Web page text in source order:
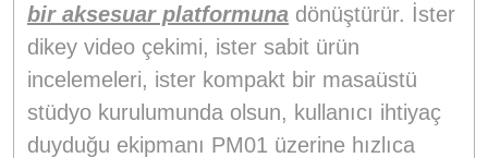
bir aksesuar platformuna dönüştürür. İster
dikey video çekimi, ister sabit ürün
incelemeleri, ister kompakt bir masaüstü
stüdyo kurulumunda olsun, kullanıcı ihtiyaç
duyduğu ekipmanı PM01 üzerine hızlıca